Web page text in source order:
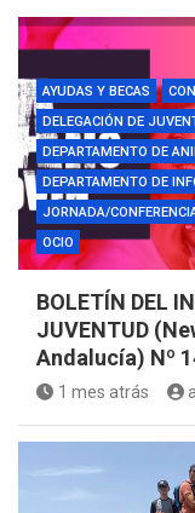
AYUDAS Y BECAS
DELEGACIÓN DE
DEPARTAMENTO DE
DEPARTAMENTO DE
JORNADA/
OCIO
BOLETÍN DEL
JUVENTUD
Andalucía) Nº
1 mes atrás